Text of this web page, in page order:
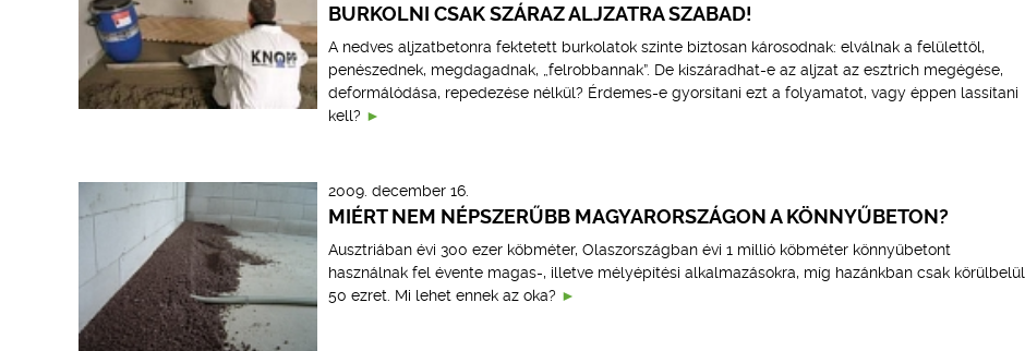
BURKOLNI CSAK SZÁRAZ ALJZATRA SZABAD!
A nedves aljzatbetonra fektetett burkolatok szinte biztosan károsodnak: elválnak a felülettől,
penészednek, megdagadnak, „felrobbannak”. De kiszáradhat-e az aljzat az esztrich megégése,
deformálódása, repedezése nélkül? Érdemes-e gyorsítani ezt a folyamatot, vagy éppen lassítani
kell?
2009. december 16.
MIÉRT NEM NÉPSZERŰBB MAGYARORSZÁGON A KÖNNYŰBETON?
Ausztriában évi 300 ezer köbméter, Olaszországban évi 1 millió köbméter könnyűbetont
használnak fel évente magas-, illetve mélyépítési alkalmazásokra, míg hazánkban csak körülbelül
50 ezret. Mi lehet ennek az oka?